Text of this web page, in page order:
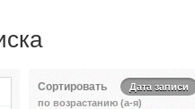
Сортировать
Дата записи
по возрастанию (а-я)